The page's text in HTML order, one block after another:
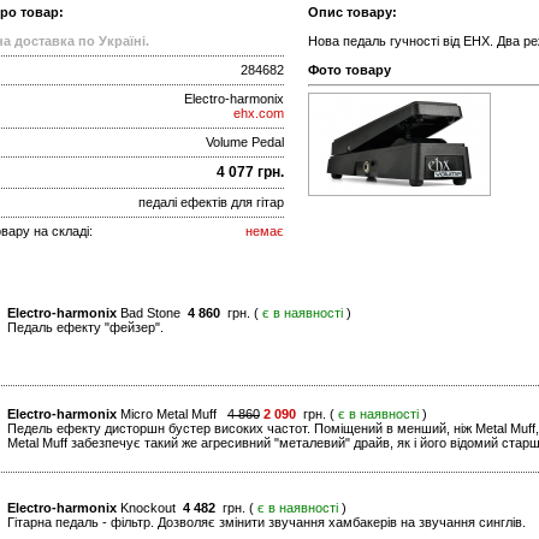
товар:
доставка по Україні.
284682
Electro-harmonix
ehx.com
Volume Pedal
4 077 грн.
педалі ефектів для гітар
на складі:
немає
Опис товару:
Нова педаль гучності від EHX. Два
Фото товару
Electro-harmonix Bad Stone 4 860 грн. ( є в наявності )
Педаль ефекту "фейзер".
Electro-harmonix Micro Metal Muff 4 860 2 090 грн. ( є в наявності )
Педель ефекту дисторшн бустер високих частот. Поміщений в менший, ніж Metal
Metal Muff забезпечує такий же агресивний "металевий" драйв, як і його відомий
Electro-harmonix Knockout 4 482 грн. ( є в наявності )
Гітарна педаль - фільтр. Дозволяє змінити звучання хамбакерів на звучання синглів.